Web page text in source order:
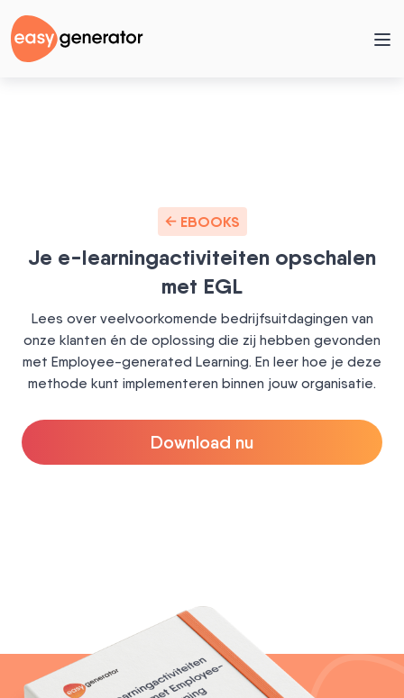
EBOOKS
Je e-learningactiviteiten opschalen
met EGL
Lees over veelvoorkomende bedrijfsuitdagingen van
onze klanten én de oplossing die zij hebben gevonden
met Employee-generated Learning. En leer hoe je deze
methode kunt implementeren binnen jouw organisatie.
Download nu